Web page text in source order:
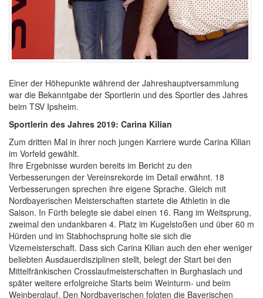
Einer der Höhepunkte während der Jahreshauptversammlung
war die Bekanntgabe der Sportlerin und des Sportler des Jahres
beim TSV Ipsheim.
Sportlerin des Jahres 2019: Carina Kilian
Zum dritten Mal in ihrer noch jungen Karriere wurde Carina Kilian
im Vorfeld gewählt.
Ihre Ergebnisse wurden bereits im Bericht zu den
Verbesserungen der Vereinsrekorde im Detail erwähnt. 18
Verbesserungen sprechen ihre eigene Sprache. Gleich mit
Nordbayerischen Meisterschaften startete die Athletin in die
Saison. In Fürth belegte sie dabei einen 16. Rang im Weitsprung,
zweimal den undankbaren 4. Platz im Kugelstoßen und über 60 m
Hürden und im Stabhochsprung holte sie sich die
Vizemeisterschaft. Dass sich Carina Kilian auch den eher weniger
beliebten Ausdauerdisziplinen stellt, belegt der Start bei den
Mittelfränkischen Crosslaufmeisterschaften in Burghaslach und
später weitere erfolgreiche Starts beim Weinturm- und beim
Weinberglauf. Den Nordbayerischen folgten die Bayerischen